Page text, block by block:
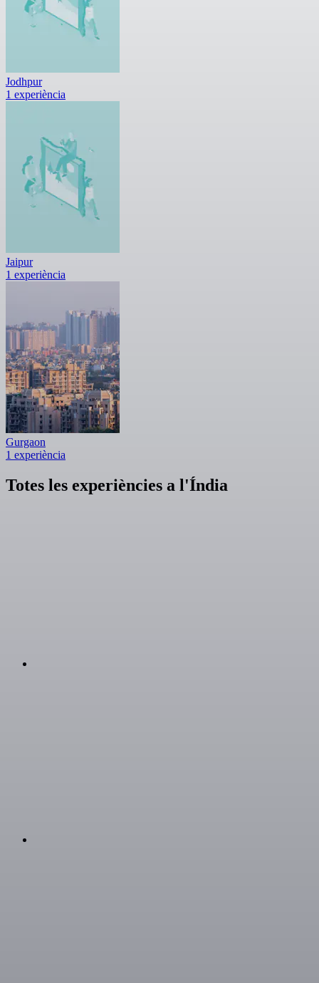
Jodhpur
1 experiència
Jaipur
1 experiència
Gurgaon
1 experiència
Totes les experiències a l'Índia